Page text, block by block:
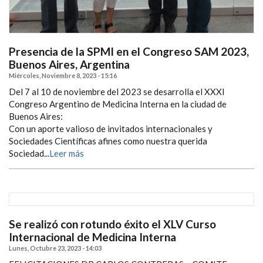
Presencia de la SPMI en el Congreso SAM 2023,
Buenos Aires, Argentina
Miércoles, Noviembre 8, 2023 - 15:16
Del 7 al 10 de noviembre del 2023 se desarrolla el XXXI
Congreso Argentino de Medicina Interna en la ciudad de
Buenos Aires:
Con un aporte valioso de invitados internacionales y
Sociedades Científicas afines como nuestra querida
Sociedad...Leer más
Se realizó con rotundo éxito el XLV Curso
Internacional de Medicina Interna
Lunes, Octubre 23, 2023 - 14:03